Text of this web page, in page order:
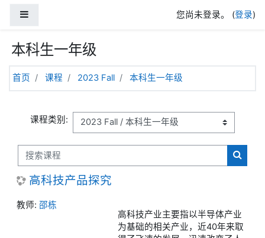
您尚未登录。 (登录)
本科生一年级
首页 课程 2023 Fall 本科生一年级
课程类别:
搜索课程
搜索课
高科技产品探究
高科技产业主要指以半导体产业
为基础的相关产业，近40年来取
教师: 邵栋